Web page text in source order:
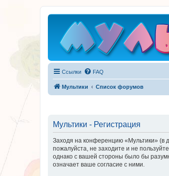
Ссылки FAQ
Мультики Список форумов
Мультики - Регистрация
Заходя на конференцию «Мультики» (в
пожалуйста, не заходите и не
однако с вашей стороны было бы
означает ваше согласие с ними.